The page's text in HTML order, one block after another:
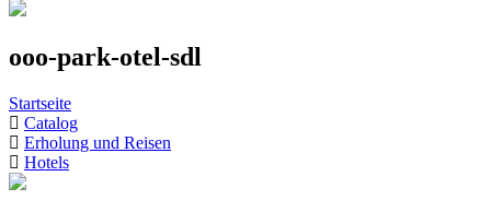
ooo-park-otel-sdl
Startseite
Catalog
Erholung und Reisen
Hotels